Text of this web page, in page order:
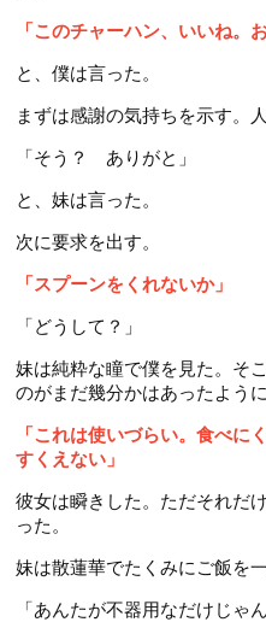
第16話
第18話
第22話
第37話
第39話
第69話
「このチャーハン、いいね。
と、僕は言った。
まずは感謝の気持ちを示す。
「そう？ ありがと」
と、妹は言った。
次に要求を出す。
「スプーンをくれないか」
「どうして？」
妹は純粋な瞳で僕を見た。そ
のがまだ幾分かはあったように
「これは使いづらい。食べに
すくえない」
彼女は瞬きした。ただそれだ
った。
妹は散蓮華でたくみにご飯を
「あんたが不器用なだけじゃん